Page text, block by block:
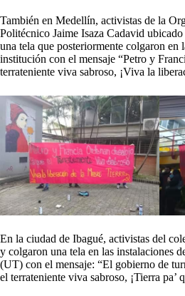
También en Medellín, activistas de la
Politécnico Jaime Isaza Cadavid
una tela que posteriormente colgaron en
institución con el mensaje “Petro y
terrateniente viva sabroso, ¡Viva la
En la ciudad de Ibagué, activistas del
y colgaron una tela en las instalaciones
(UT) con el mensaje: “El gobierno de
el terrateniente viva sabroso, ¡Tierra pa’